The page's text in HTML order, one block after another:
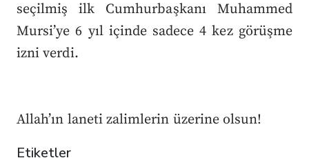
seçilmiş ilk Cumhurbaşkanı Muhammed
Mursi’ye 6 yıl içinde sadece 4 kez görüşme
izni verdi.
Allah’ın laneti zalimlerin üzerine olsun!
Etiketler